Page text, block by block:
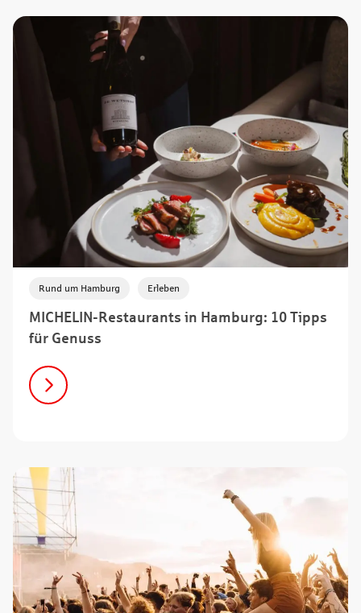
MICHELIN-Restaurants in Hamburg: 10 Tipps
für Genuss
Rund um Hamburg Erleben